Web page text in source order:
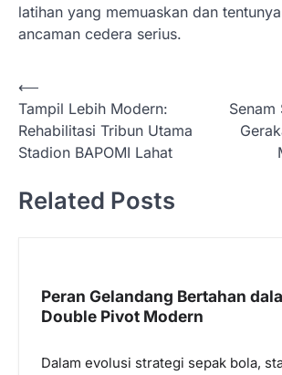
latihan yang memuaskan dan
ancaman cedera serius.
N
a
v
g
⟵
Tampil Lebih Modern:
Rehabilitasi Tribun Utama
Stadion BAPOMI Lahat
Senam
Related Posts
Peran Gelandang Bertahan
Double Pivot Modern
Dalam evolusi strategi sepak bola,